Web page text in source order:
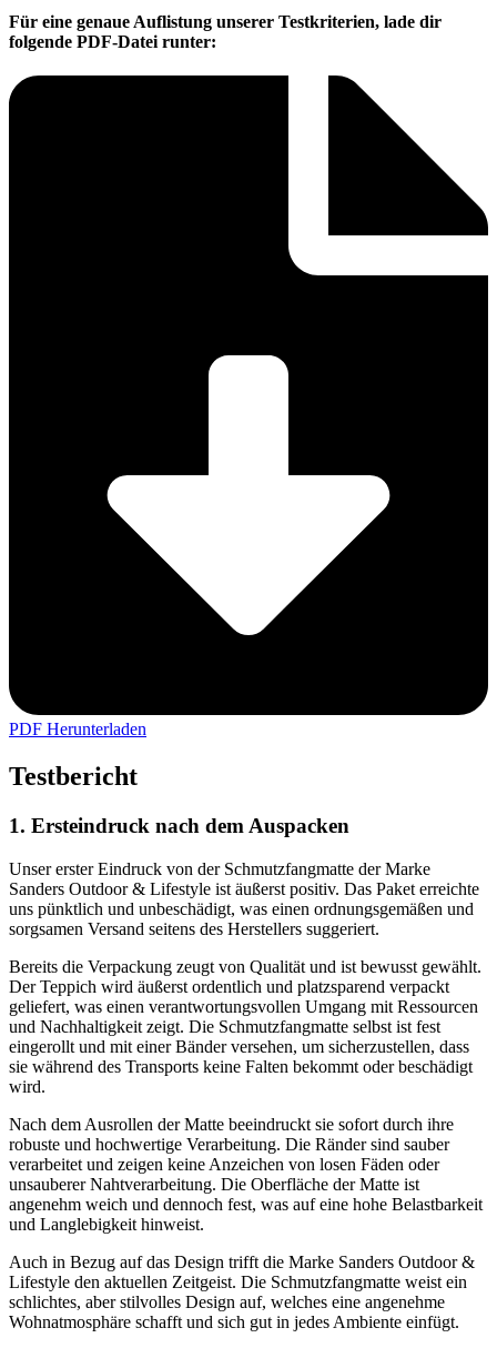
Für eine genaue Auflistung unserer Testkriterien, lade dir
folgende PDF-Datei runter:
PDF Herunterladen
Testbericht
1. Ersteindruck nach dem Auspacken
Unser erster Eindruck von der Schmutzfangmatte der Marke
Sanders Outdoor & Lifestyle ist äußerst positiv. Das Paket erreichte
uns pünktlich und unbeschädigt, was einen ordnungsgemäßen und
sorgsamen Versand seitens des Herstellers suggeriert.
Bereits die Verpackung zeugt von Qualität und ist bewusst gewählt.
Der Teppich wird äußerst ordentlich und platzsparend verpackt
geliefert, was einen verantwortungsvollen Umgang mit Ressourcen
und Nachhaltigkeit zeigt. Die Schmutzfangmatte selbst ist fest
eingerollt und mit einer Bänder versehen, um sicherzustellen, dass
sie während des Transports keine Falten bekommt oder beschädigt
wird.
Nach dem Ausrollen der Matte beeindruckt sie sofort durch ihre
robuste und hochwertige Verarbeitung. Die Ränder sind sauber
verarbeitet und zeigen keine Anzeichen von losen Fäden oder
unsauberer Nahtverarbeitung. Die Oberfläche der Matte ist
angenehm weich und dennoch fest, was auf eine hohe Belastbarkeit
und Langlebigkeit hinweist.
Auch in Bezug auf das Design trifft die Marke Sanders Outdoor &
Lifestyle den aktuellen Zeitgeist. Die Schmutzfangmatte weist ein
schlichtes, aber stilvolles Design auf, welches eine angenehme
Wohnatmosphäre schafft und sich gut in jedes Ambiente einfügt.